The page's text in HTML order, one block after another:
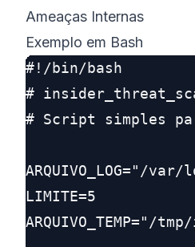
Ameaças Internas
Exemplo em Bash
#!/bin/bash
#
# Script simples
ARQUIVO_LOG="/
LIMITE=5
ARQUIVO_TEMP="/